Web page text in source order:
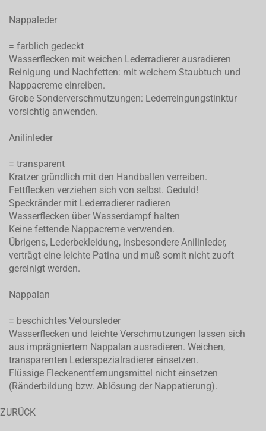
Nappaleder
= farblich gedeckt
Wasserflecken mit weichen Lederradierer ausradieren
Reinigung und Nachfetten: mit weichem Staubtuch und
Nappacreme einreiben.
Grobe Sonderverschmutzungen: Lederreingungstinktur
vorsichtig anwenden.
Anilinleder
= transparent
Kratzer gründlich mit den Handballen verreiben.
Fettflecken verziehen sich von selbst. Geduld!
Speckränder mit Lederradierer radieren
Wasserflecken über Wasserdampf halten
Keine fettende Nappacreme verwenden.
Übrigens, Lederbekleidung, insbesondere Anilinleder,
verträgt eine leichte Patina und muß somit nicht zuoft
gereinigt werden.
Nappalan
= beschichtes Veloursleder
Wasserflecken und leichte Verschmutzungen lassen sich
aus imprägniertem Nappalan ausradieren. Weichen,
transparenten Lederspezialradierer einsetzen.
Flüssige Fleckenentfernungsmittel nicht einsetzen
(Ränderbildung bzw. Ablösung der Nappatierung).
ZURÜCK